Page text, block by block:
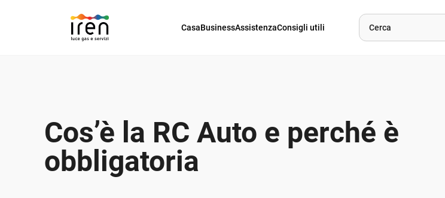
CasaBusinessAssistenzaConsigli utili
Cos’è la RC Auto e perché è
obbligatoria